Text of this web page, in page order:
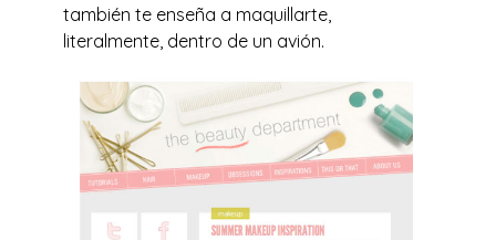
también te enseña a maquillarte,
literalmente, dentro de un avión.